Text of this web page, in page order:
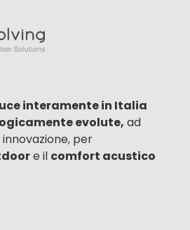
interamente in Italia
evolute, ad
per
e il comfort acustico